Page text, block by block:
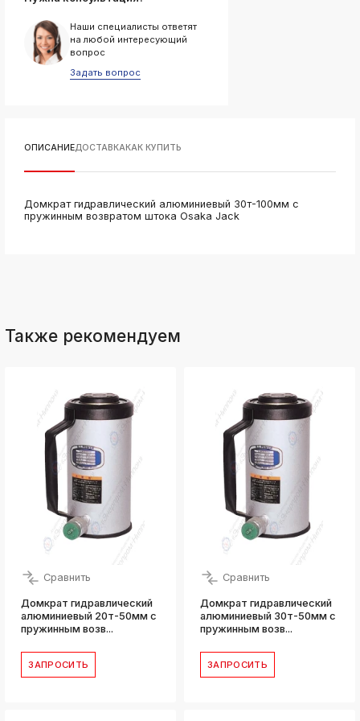
ksldkfjsdlfkjsls;ldfkgjsdl;kfkфыва
k
ksldkfjsdlfkjsls;ldfkgjsdl;kfkфыва
ksldkfjsdlfkjsls;ldfkgjsdl;kfkфыва
ksldkfjsdlfkjsls;ldfkgjsdl;kfkфыва
k
k
ksldkfjsdlfkjsls;ldfkgjsdl;kfkфыва
Наши специалисты ответят
на любой интересующий
вопрос
Задать вопрос
ОПИСАНИЕДОСТАВКАКАК КУПИТЬ
Домкрат гидравлический алюминиевый 30т-100мм с
пружинным возвратом штока Osaka Jack
Также рекомендуем
Сравнить
Домкрат гидравлический
алюминиевый 20т-50мм с
пружинным возв...
ЗАПРОСИТЬ
Сравнить
Домкрат гидравлический
алюминиевый 30т-50мм с
пружинным возв...
ЗАПРОСИТЬ